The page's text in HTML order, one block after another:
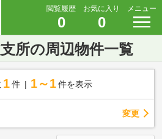
閲覧履歴
0
お気に入り
0
メニュー
所の周辺物件一覧
1 件 1～1 件を表示
変更